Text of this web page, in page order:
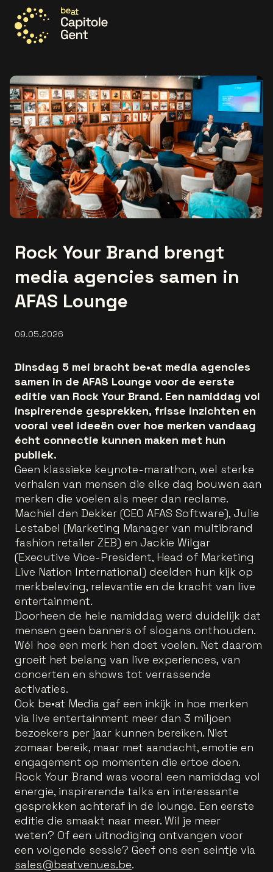
Rock Your Brand brengt
media agencies samen in
AFAS Lounge
09.05.2026
Dinsdag 5 mei bracht be•at media agencies
samen in de AFAS Lounge voor de eerste
editie van Rock Your Brand. Een namiddag vol
inspirerende gesprekken, frisse inzichten en
vooral veel ideeën over hoe merken vandaag
écht connectie kunnen maken met hun
publiek.
Geen klassieke keynote-marathon, wel sterke
verhalen van mensen die elke dag bouwen aan
merken die voelen als meer dan reclame.
Machiel den Dekker (CEO AFAS Software), Julie
Lestabel (Marketing Manager van multibrand
fashion retailer ZEB) en Jackie Wilgar
(Executive Vice-President, Head of Marketing
Live Nation International) deelden hun kijk op
merkbeleving, relevantie en de kracht van live
entertainment.
Doorheen de hele namiddag werd duidelijk dat
mensen geen banners of slogans onthouden.
Wél hoe een merk hen doet voelen. Net daarom
groeit het belang van live experiences, van
concerten en shows tot verrassende
activaties.
Ook be•at Media gaf een inkijk in hoe merken
via live entertainment meer dan 3 miljoen
bezoekers per jaar kunnen bereiken. Niet
zomaar bereik, maar met aandacht, emotie en
engagement op momenten die ertoe doen.
Rock Your Brand was vooral een namiddag vol
energie, inspirerende talks en interessante
gesprekken achteraf in de lounge. Een eerste
editie die smaakt naar meer. Wil je meer
weten? Of een uitnodiging ontvangen voor
een volgende sessie? Geef ons een seintje via
sales@beatvenues.be.